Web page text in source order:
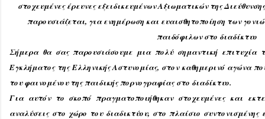
στοχευμένες έρευνες εξειδικευμένων Αξιωματικών της
παρουσιάζεται, για ενημέρωση και ευαισθητοποίηση των
παιδόφιλων στο διαδίκτυο
Σήμερα θα σας παρουσιάσουμε μια πολύ σημαντική επιτυχία
Εγκλήματος της Ελληνικής Αστυνομίας, στον καθημερινό αγώνα
του φαινομένου της παιδικής πορνογραφίας στο διαδίκτυο.
Για αυτόν το σκοπό πραγματοποιήθηκαν στοχευμένες και
αναλύσεις στο χώρο του διαδικτύου, στο πλαίσιο συντονισμένης